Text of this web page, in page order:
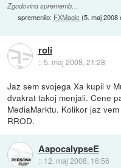
Zgodovina sprememb…
spremenilo: FXMagic (5. maj 2008
roli
::5. maj 2008, 21:28
Jaz sem svojega Xa kupil v
dvakrat takoj menjali. Cene
MediaMarktu. Kolikor jaz
RROD.
AapocalypseE
:: 12. maj 2008, 16:56